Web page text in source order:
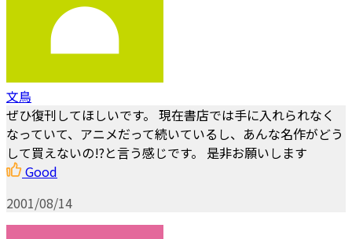
文鳥
ぜひ復刊してほしいです。 現在書店では手に入れられなく
なっていて、アニメだって続いているし、あんな名作がどう
して買えないの!?と言う感じです。 是非お願いします
Good
2001/08/14